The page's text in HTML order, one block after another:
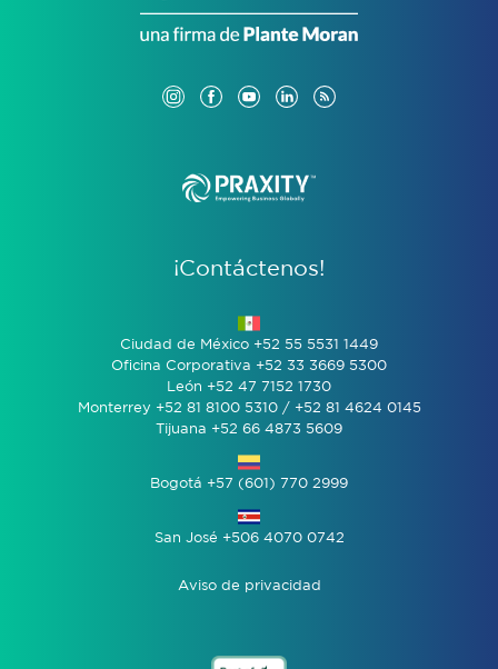
¡Contáctenos!
Ciudad de México +52 55 5531 1449
Oficina Corporativa +52 33 3669 5300
León +52 47 7152 1730
Monterrey +52 81 8100 5310 / +52 81 4624 0145
Tijuana +52 66 4873 5609
Bogotá +57 (601) 770 2999
San José +506 4070 0742
Aviso de privacidad